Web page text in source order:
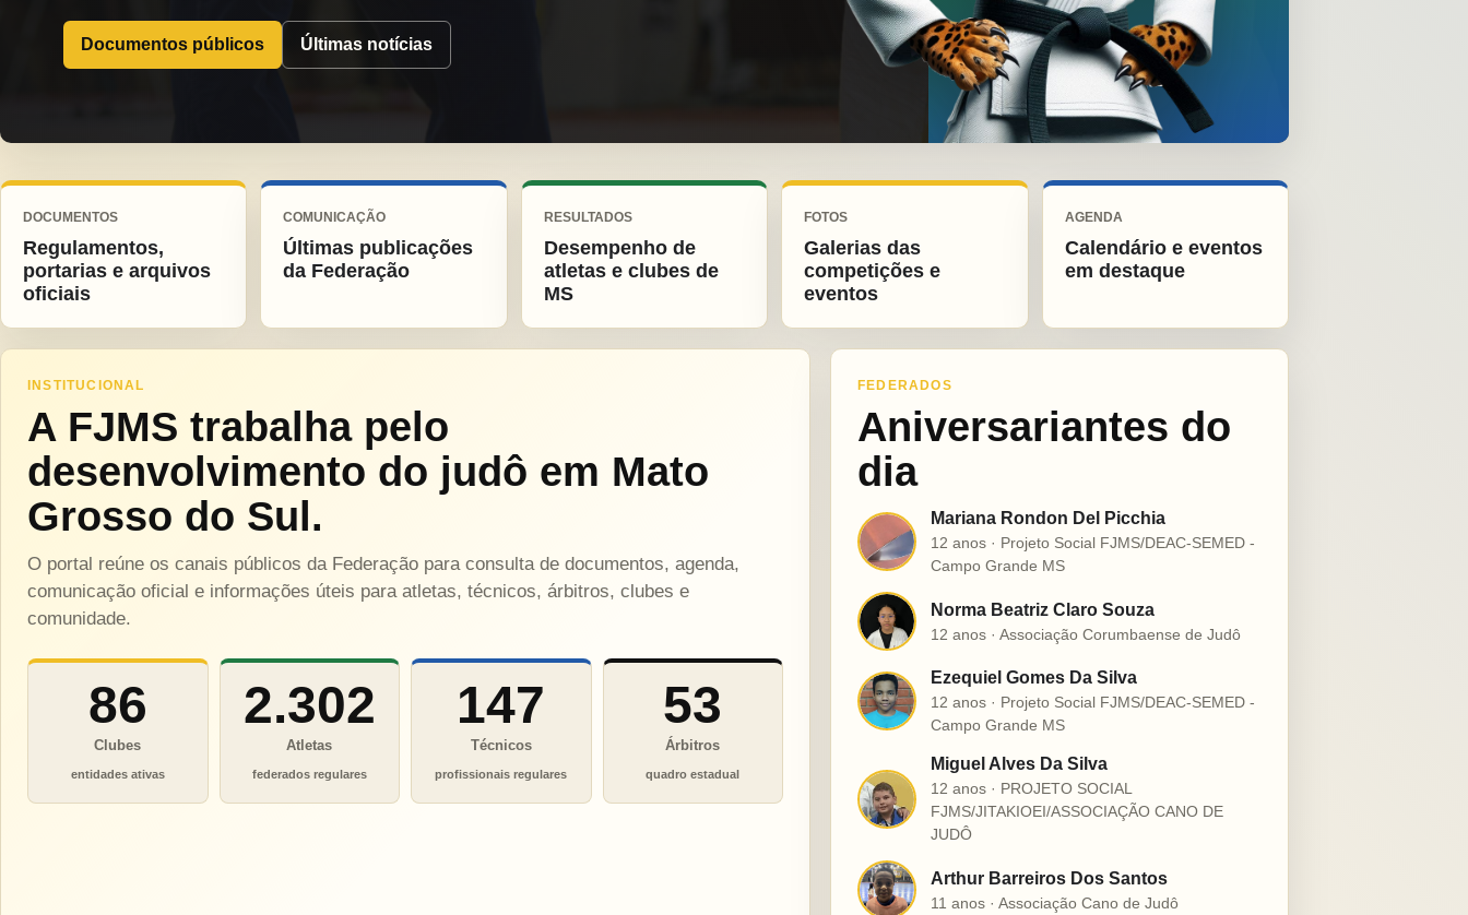
Documentos públicos Últimas notícias
DOCUMENTOS
Regulamentos,
portarias e arquivos
oficiais
COMUNICAÇÃO
Últimas publicações
da Federação
RESULTADOS
Desempenho de
atletas e clubes de
MS
FOTOS
Galerias das
competições e
eventos
AGENDA
Calendário e eventos
em destaque
INSTITUCIONAL
A FJMS trabalha pelo
desenvolvimento do judô em Mato
Grosso do Sul.
O portal reúne os canais públicos da Federação para consulta de documentos, agenda,
comunicação oficial e informações úteis para atletas, técnicos, árbitros, clubes e
comunidade.
86
Clubes
entidades ativas
2.302
Atletas
federados regulares
147
Técnicos
profissionais regulares
53
Árbitros
quadro estadual
FEDERADOS
Aniversariantes do
dia
M
Mariana Rondon Del Picchia
12 anos · Projeto Social FJMS/DEAC-SEMED -
Campo Grande MS
N Norma Beatriz Claro Souza
12 anos · Associação Corumbaense de Judô
E
Ezequiel Gomes Da Silva
12 anos · Projeto Social FJMS/DEAC-SEMED -
Campo Grande MS
M
Miguel Alves Da Silva
12 anos · PROJETO SOCIAL
FJMS/JITAKIOEI/ASSOCIAÇÃO CANO DE
JUDÔ
A Arthur Barreiros Dos Santos
11 anos · Associação Cano de Judô